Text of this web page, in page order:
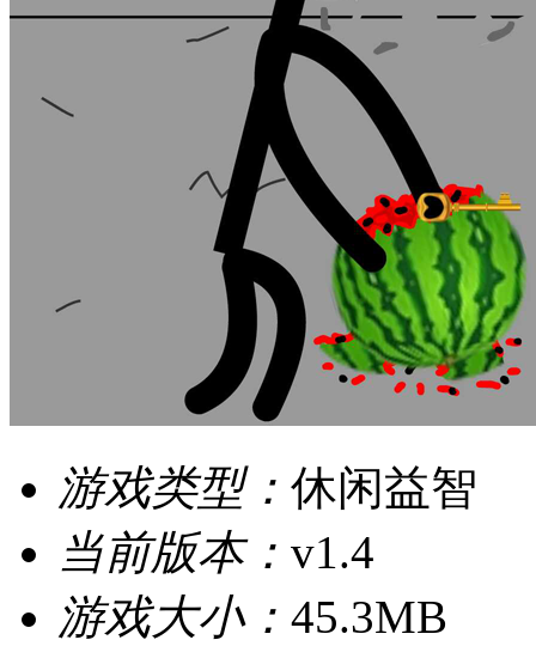
游戏类型： 休闲益智
当前版本： v1.4
游戏大小： 45.3MB